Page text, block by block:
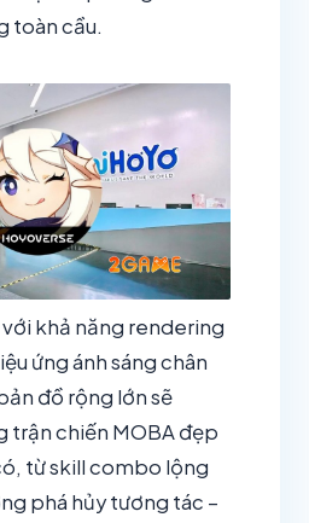
toàn cầu.
khả năng rendering
ứng ánh sáng chân
đồ rộng lớn sẽ
trận chiến MOBA đẹp
từ skill combo lộng
phá hủy tương tác –